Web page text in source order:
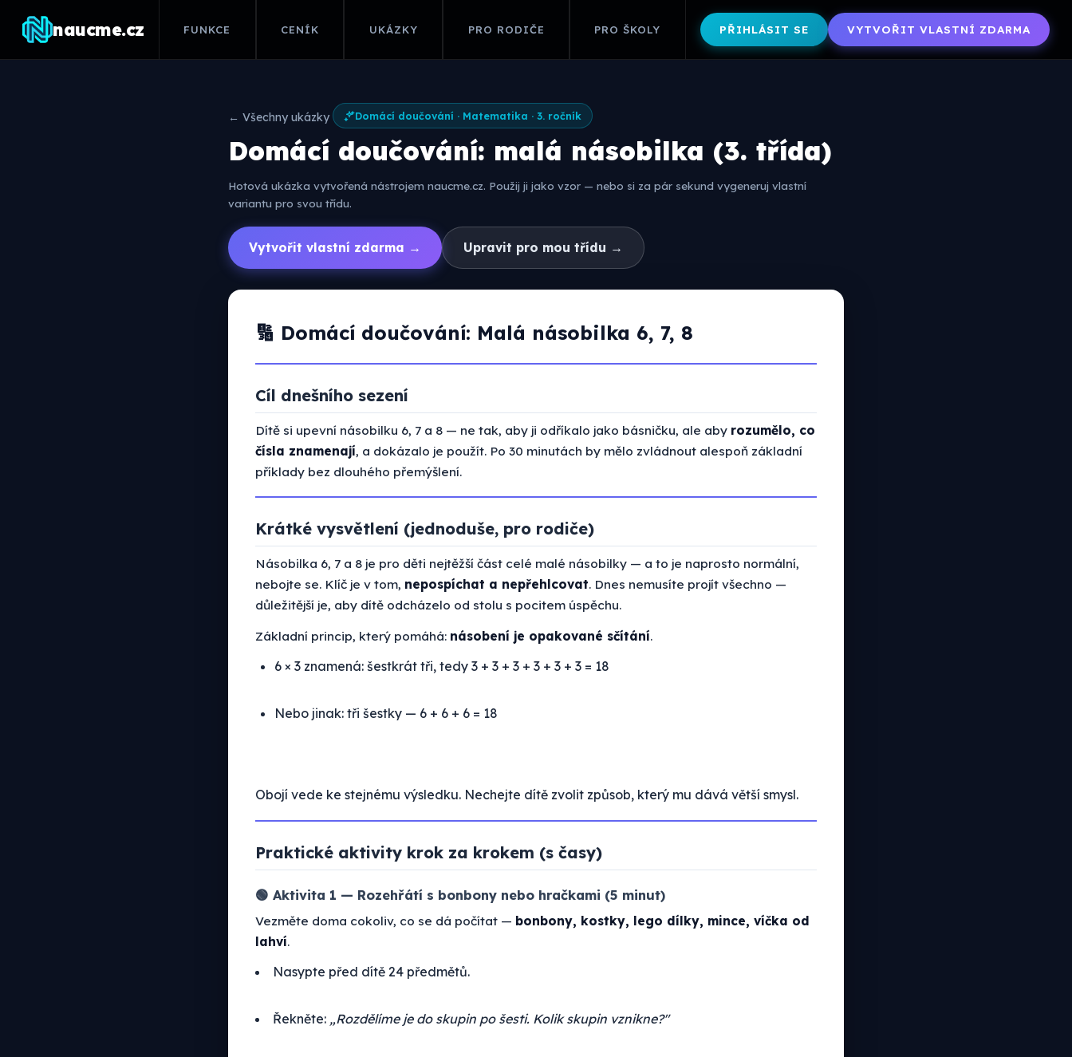
naucme.cz FUNKCE CENÍK UKÁZKY PRO RODIČE PRO ŠKOLY PŘIHLÁSIT SE VYTVOŘIT VLASTNÍ ZDARMA
← Všechny ukázky Domácí doučování · Matematika · 3. ročník
Domácí doučování: malá násobilka (3. třída)
Hotová ukázka vytvořená nástrojem naucme.cz. Použij ji jako vzor — nebo si za pár sekund vygeneruj vlastní
variantu pro svou třídu.
Vytvořit vlastní zdarma → Upravit pro mou třídu →
🔢 Domácí doučování: Malá násobilka 6, 7, 8
Cíl dnešního sezení
Dítě si upevní násobilku 6, 7 a 8 — ne tak, aby ji odříkalo jako básničku, ale aby rozumělo, co
čísla znamenají, a dokázalo je použít. Po 30 minutách by mělo zvládnout alespoň základní
příklady bez dlouhého přemýšlení.
Krátké vysvětlení (jednoduše, pro rodiče)
Násobilka 6, 7 a 8 je pro děti nejtěžší část celé malé násobilky — a to je naprosto normální,
nebojte se. Klíč je v tom, nepospíchat a nepřehlcovat. Dnes nemusíte projít všechno —
důležitější je, aby dítě odcházelo od stolu s pocitem úspěchu.
Základní princip, který pomáhá: násobení je opakované sčítání.
6 × 3 znamená: šestkrát tři, tedy 3 + 3 + 3 + 3 + 3 + 3 = 18
Nebo jinak: tři šestky — 6 + 6 + 6 = 18
Obojí vede ke stejnému výsledku. Nechejte dítě zvolit způsob, který mu dává větší smysl.
Praktické aktivity krok za krokem (s časy)
🟢 Aktivita 1 — Rozehřátí s bonbony nebo hračkami (5 minut)
Vezměte doma cokoliv, co se dá počítat — bonbony, kostky, lego dílky, mince, víčka od
lahví.
Nasypte před dítě 24 předmětů.
Řekněte: „Rozdělíme je do skupin po šesti. Kolik skupin vznikne?"